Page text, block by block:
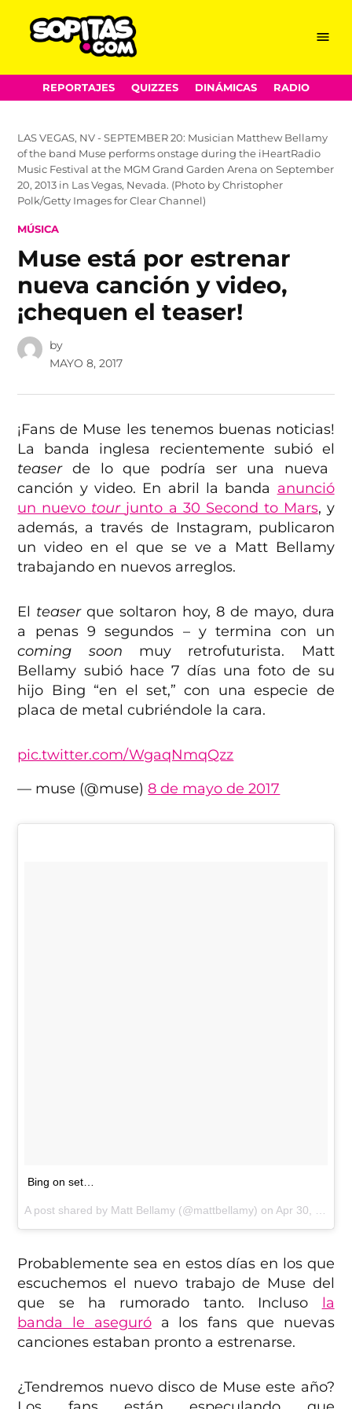
Skip
to
Menu
REPORTAJES QUIZZES DINÁMICAS RADIO
LAS VEGAS, NV - SEPTEMBER 20: Musician Matthew Bellamy
of the band Muse performs onstage during the iHeartRadio
Music Festival at the MGM Grand Garden Arena on September
20, 2013 in Las Vegas, Nevada. (Photo by Christopher
Polk/Getty Images for Clear Channel)
POSTED
MÚSICA
Muse está por estrenar
nueva canción y video,
¡chequen el teaser!
by
MAYO 8, 2017
¡Fans de Muse les tenemos buenas noticias!
La banda inglesa recientemente subió el
teaserde lo que podría ser una nueva
canción y video. En abril la banda anunció
un nuevo tour junto a 30 Second to Mars, y
además, a través de Instagram, publicaron
un video en el que se ve a Matt Bellamy
trabajando en nuevos arreglos.
El teaserque soltaron hoy, 8 de mayo, dura
a penas 9 segundos – y termina con un
coming soon muy retrofuturista. Matt
Bellamy subió hace 7 días una foto de su
hijo Bing “en el set,” con una especie de
placa de metal cubriéndole la cara.
pic.twitter.com/WgaqNmqQzz
— muse (@muse)8 de mayo de 2017
Bing on set…
A post shared by Matt Bellamy (@mattbellamy) on Apr 30, 2017 at 4:40pm PDT
Probablemente sea en estos días en los que
escuchemos el nuevo trabajo de Muse del
que se ha rumorado tanto. Incluso la
banda le aseguróa los fans que nuevas
canciones estaban pronto a estrenarse.
¿Tendremos nuevo disco de Muse este año?